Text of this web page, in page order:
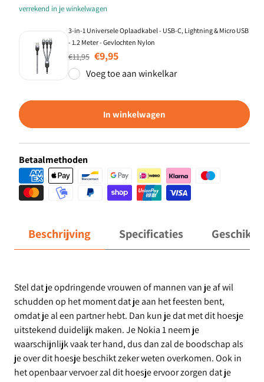
verrekend in je winkelwagen
3-in-1 Universele Oplaadkabel - USB-C, Lightning & Micro USB
- 1.2 Meter - Gevlochten Nylon
Normale prijs
€11,95 Aanbiedingsprijs
€9,95
Voeg toe aan winkelkar
In winkelwagen
Betaalmethoden
Beschrijving Specificaties Geschikt
Stel dat je opdringende vrouwen of mannen van je af wil
schudden op het moment dat je aan het feesten bent,
omdat je al een partner hebt. Dan kun je dat met dit hoesje
uitstekend duidelijk maken. Je Nokia 1 neem je
waarschijnlijk vaak ter hand, dus dan zal de boodschap als
je over dit hoesje beschikt zeker weten overkomen. Ook in
het openbaar vervoer zal dit hoesje ervoor zorgen dat je